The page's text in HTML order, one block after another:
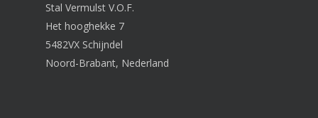
Stal Vermulst V.O.F.
Het hooghekke 7
5482VX Schijndel
Noord-Brabant, Nederland